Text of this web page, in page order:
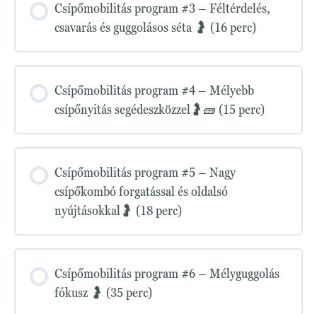
Csípőmobilitás program #3 – Féltérdelés,
csavarás és guggolásos séta 🤰 (16 perc)
Csípőmobilitás program #4 – Mélyebb
csípőnyitás segédeszközzel🤰🧱 (15 perc)
Csípőmobilitás program #5 – Nagy
csípőkombó forgatással és oldalsó
nyújtásokkal🤰 (18 perc)
Csípőmobilitás program #6 – Mélyguggolás
fókusz 🤰 (35 perc)